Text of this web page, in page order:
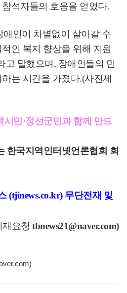
석자들의 호응을 얻었다.
애인이 차별없이 살아갈 수
인 복지 향상을 위해 지원
고 말했으며 , 장애인들의 민
는 시간을 가졌다.(사진제
민·정선군민과 함께 만드
한국지역인터넷언론협회 회
(tjinews.co.kr) 무단전재 및
요청 tbnews21@naver.com)